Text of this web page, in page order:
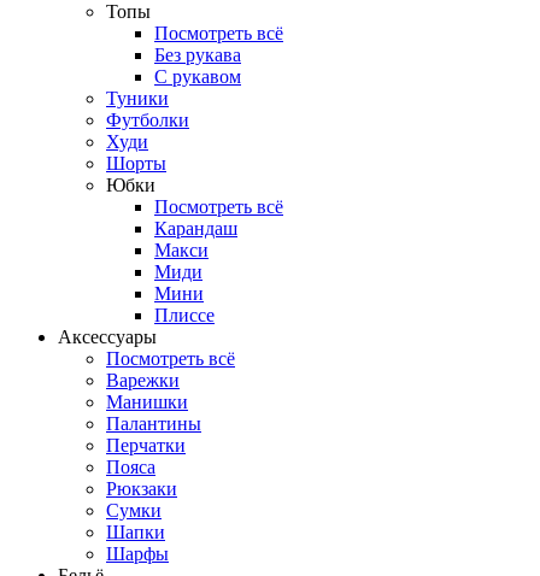
Топы
Посмотреть всё
Без рукава
С рукавом
Туники
Футболки
Худи
Шорты
Юбки
Посмотреть всё
Карандаш
Макси
Миди
Мини
Плиссе
Аксессуары
Посмотреть всё
Варежки
Манишки
Палантины
Перчатки
Пояса
Рюкзаки
Сумки
Шапки
Шарфы